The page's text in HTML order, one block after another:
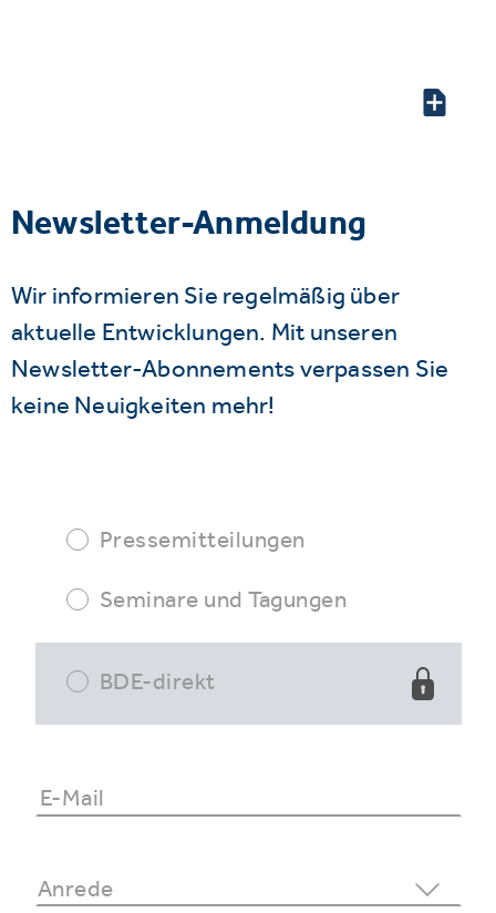
Newsletter-Anmeldung
Wir informieren Sie regelmäßig über
aktuelle Entwicklungen. Mit unseren
Newsletter-Abonnements verpassen Sie
keine Neuigkeiten mehr!
Pressemitteilungen
Seminare und Tagungen
BDE-direkt